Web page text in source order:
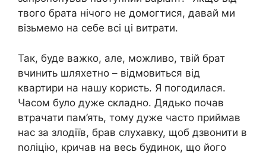
твого брата нічого не домогтися, давай ми
візьмемо на себе всі ці витрати.
Так, буде важко, але, можливо, твій брат
вчинить шляхетно – відмовиться від
квартири на нашу користь. Я погодилася.
Часом було дуже складно. Дядько почав
втрачати пам’ять, тому дуже часто приймав
нас за злодіїв, брав слухавку, щоб дзвонити в
nоліцію, кричав на весь будинок, що його